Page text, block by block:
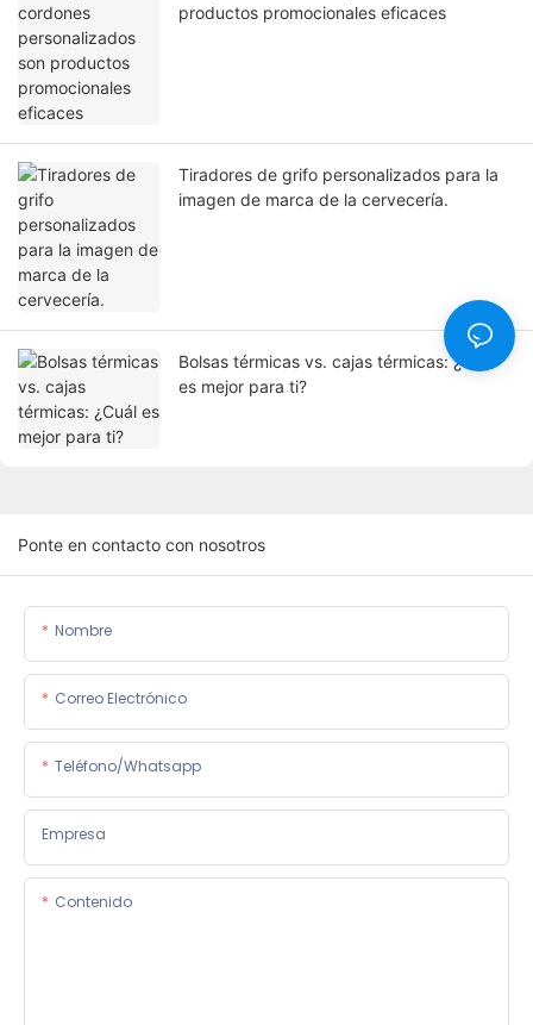
productos promocionales eficaces
Tiradores de grifo personalizados para la
imagen de marca de la cervecería.
Bolsas térmicas vs. cajas térmicas: ¿Cuál
es mejor para ti?
Ponte en contacto con nosotros
Nombre
Correo Electrónico
Teléfono/whatsapp
Empresa
Contenido